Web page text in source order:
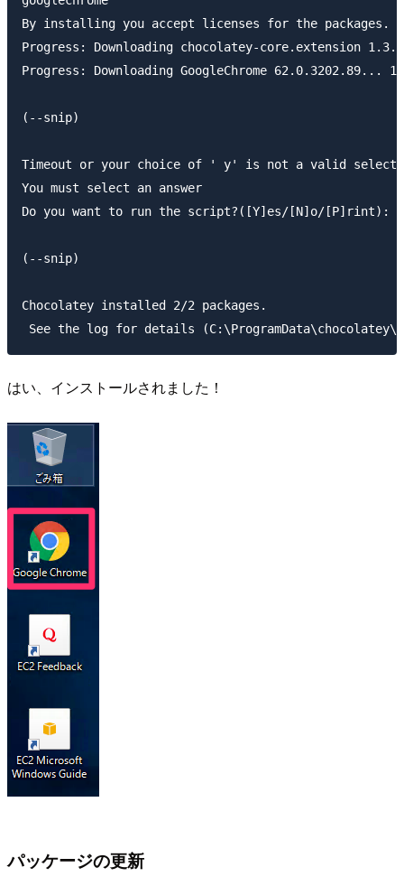
By installing you accept licenses for the packages.
Progress: Downloading chocolatey-core.extension
Progress: Downloading GoogleChrome 62.0.3202.89...
(--snip)
Timeout or your choice of ' y' is not a valid
You must select an answer
Do you want to run the script?([Y]es/[N]o/[P]rint): Y
(--snip)
Chocolatey installed 2/2 packages.
はい、インストールされました！
パッケージの更新